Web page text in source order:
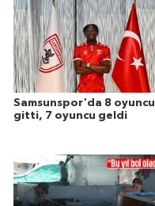
Samsunspor'da 8 oyuncu
gitti, 7 oyuncu geldi